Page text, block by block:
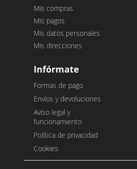
Mis compras
Mis pagos
Mis datos personales
Mis direcciones
Infórmate
Formas de pago
Envíos y devoluciones
Aviso legal y
funcionamiento
Política de privacidad
Cookies